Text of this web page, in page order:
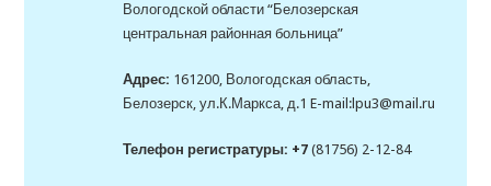
Вологодской области “Белозерская
центральная районная больница”
Адрес: 161200, Вологодская область,
Белозерск, ул.К.Маркса, д.1 E-mail:lpu3@mail.ru
Телефон регистратуры: +7(81756) 2-12-84